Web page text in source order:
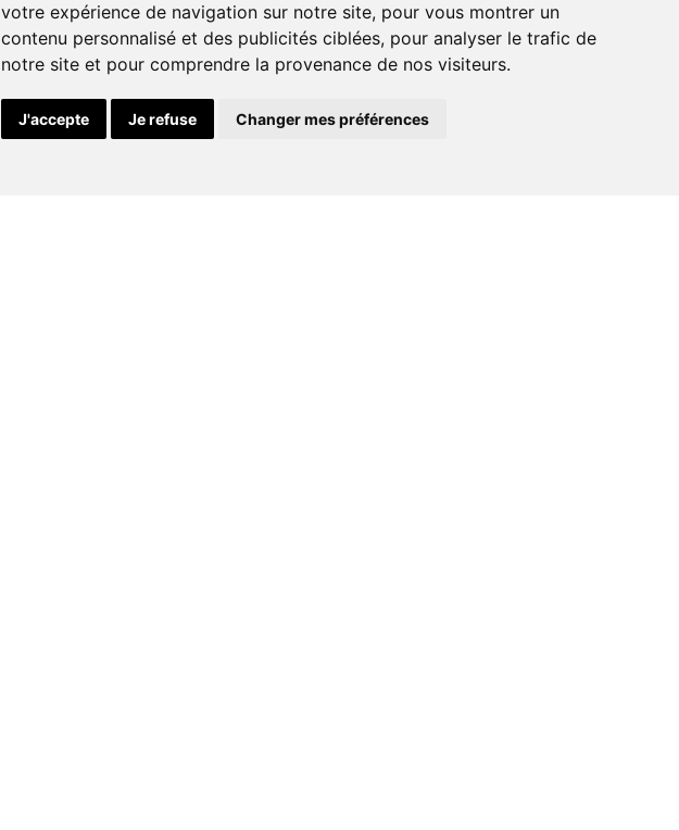
votre expérience de navigation sur notre site, pour vous montrer un
contenu personnalisé et des publicités ciblées, pour analyser le trafic de
notre site et pour comprendre la provenance de nos visiteurs.
J'accepte Je refuse Changer mes préférences